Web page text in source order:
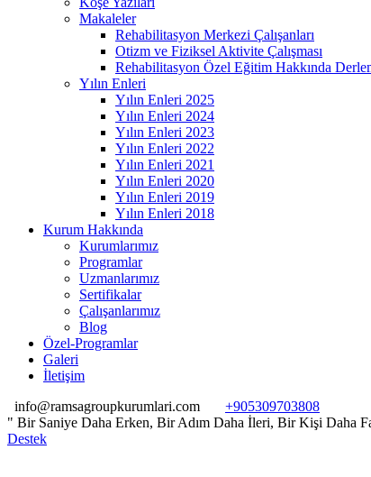
Makaleler
Rehabilitasyon Merkezi Çalışanları
Otizm ve Fiziksel Aktivite Çalışması
Rehabilitasyon Özel Eğitim Hakkında
Yılın Enleri
Yılın Enleri 2025
Yılın Enleri 2024
Yılın Enleri 2023
Yılın Enleri 2022
Yılın Enleri 2021
Yılın Enleri 2020
Yılın Enleri 2019
Yılın Enleri 2018
Kurum Hakkında
Kurumlarımız
Programlar
Uzmanlarımız
Sertifikalar
Çalışanlarımız
Blog
Özel-Programlar
Galeri
İletişim
info@ramsagroupkurumlari.com
+905309703808
" Bir Saniye Daha Erken, Bir Adım Daha İleri, Bir Kişi
Destek